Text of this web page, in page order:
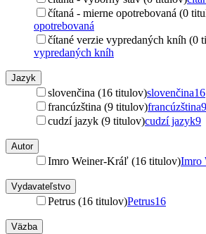
čítaná - mierne opotrebovaná (0
opotrebovaná
čítané verzie vypredaných kníh (0
vypredaných kníh
Jazyk
slovenčina (16 titulov)slovenčina16
francúzština (9 titulov)francúzština9
cudzí jazyk (9 titulov)cudzí jazyk9
Autor
Imro Weiner-Kráľ (16 titulov)Imro
Vydavateľstvo
Petrus (16 titulov)Petrus16
Väzba